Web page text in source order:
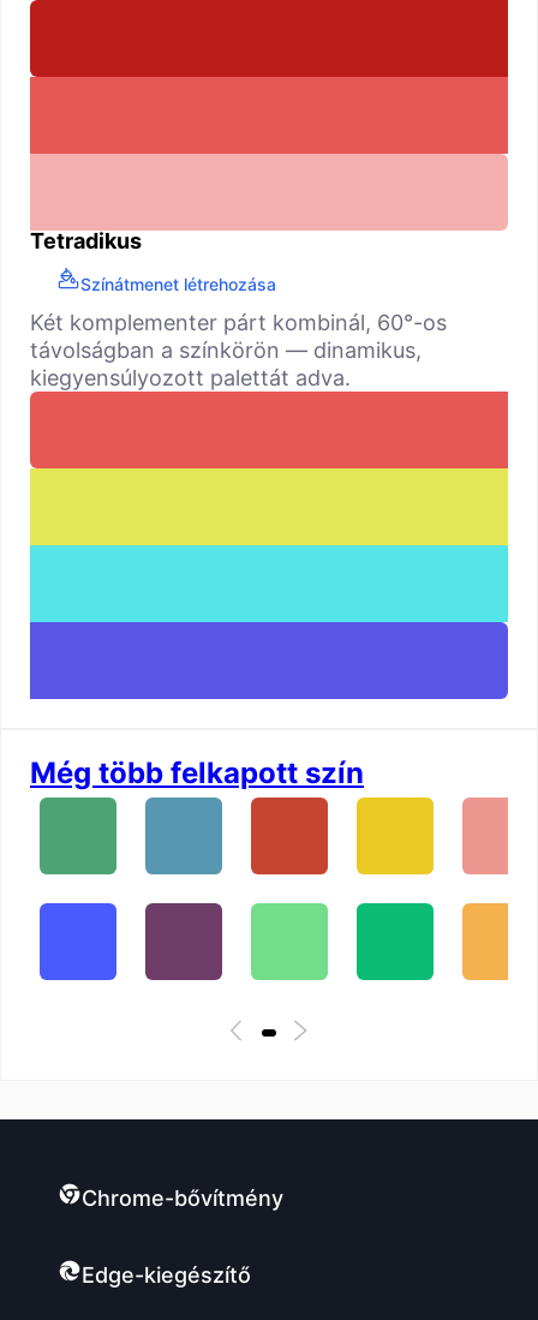
Tetradikus
Színátmenet létrehozása
Két komplementer párt kombinál, 60°-os
távolságban a színkörön — dinamikus,
kiegyensúlyozott palettát adva.
Még több felkapott szín
Chrome-bővítmény
Edge-kiegészítő